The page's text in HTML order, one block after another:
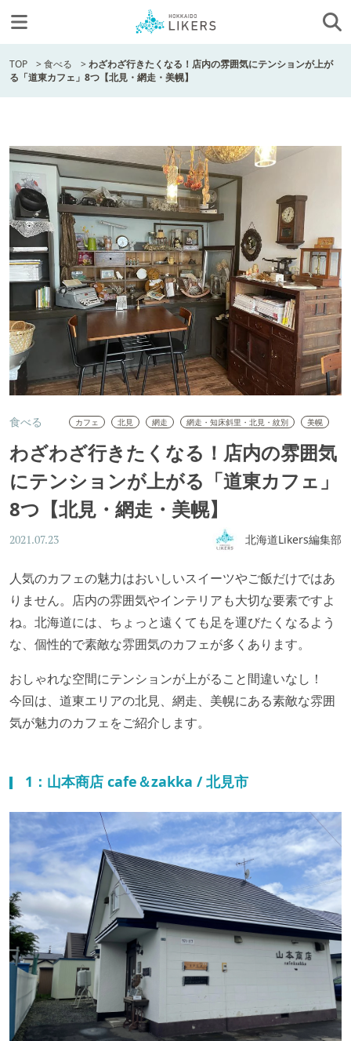
TOP >食べる >わざわざ行きたくなる！店内の雰囲気にテンションが上が
る「道東カフェ」8つ【北見・網走・美幌】
食べる カフェ 北見 網走 網走・知床斜里・北見・紋別 美幌
わざわざ行きたくなる！店内の雰囲気
にテンションが上がる「道東カフェ」
8つ【北見・網走・美幌】
2021.07.23 北海道Likers編集部
人気のカフェの魅力はおいしいスイーツやご飯だけではあ
りません。店内の雰囲気やインテリアも大切な要素ですよ
ね。北海道には、ちょっと遠くても足を運びたくなるよう
な、個性的で素敵な雰囲気のカフェが多くあります。
おしゃれな空間にテンションが上がること間違いなし！
今回は、道東エリアの北見、網走、美幌にある素敵な雰囲
気が魅力のカフェをご紹介します。
1：山本商店 cafe＆zakka / 北見市